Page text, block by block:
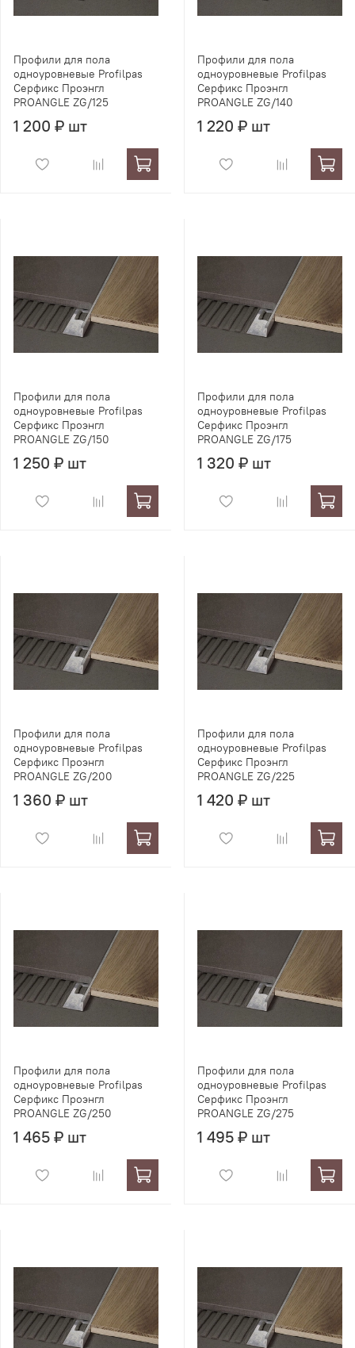
Профили для пола
одноуровневые Profilpas
Серфикс Проэнгл
PROANGLE ZG/125
1 200 ₽ шт
Профили для пола
одноуровневые Profilpas
Серфикс Проэнгл
PROANGLE ZG/140
1 220 ₽ шт
Профили для пола
одноуровневые Profilpas
Серфикс Проэнгл
PROANGLE ZG/150
1 250 ₽ шт
Профили для пола
одноуровневые Profilpas
Серфикс Проэнгл
PROANGLE ZG/175
1 320 ₽ шт
Профили для пола
одноуровневые Profilpas
Серфикс Проэнгл
PROANGLE ZG/200
1 360 ₽ шт
Профили для пола
одноуровневые Profilpas
Серфикс Проэнгл
PROANGLE ZG/225
1 420 ₽ шт
Профили для пола
одноуровневые Profilpas
Серфикс Проэнгл
PROANGLE ZG/250
1 465 ₽ шт
Профили для пола
одноуровневые Profilpas
Серфикс Проэнгл
PROANGLE ZG/275
1 495 ₽ шт